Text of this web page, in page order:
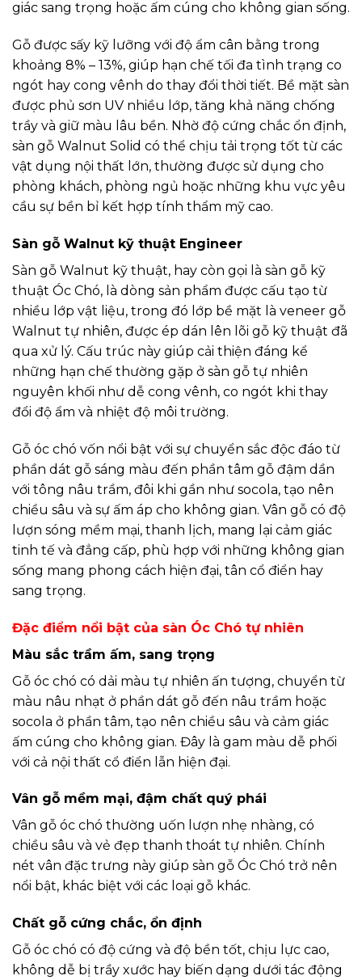
giác sang trọng hoặc ấm cúng cho không gian sống.
Gỗ được sấy kỹ lưỡng với độ ẩm cân bằng trong
khoảng 8% – 13%, giúp hạn chế tối đa tình trạng co
ngót hay cong vênh do thay đổi thời tiết. Bề mặt sàn
được phủ sơn UV nhiều lớp, tăng khả năng chống
trầy và giữ màu lâu bền. Nhờ độ cứng chắc ổn định,
sàn gỗ Walnut Solid có thể chịu tải trọng tốt từ các
vật dụng nội thất lớn, thường được sử dụng cho
phòng khách, phòng ngủ hoặc những khu vực yêu
cầu sự bền bỉ kết hợp tính thẩm mỹ cao.
Sàn gỗ Walnut kỹ thuật Engineer
Sàn gỗ Walnut kỹ thuật, hay còn gọi là sàn gỗ kỹ
thuật Óc Chó, là dòng sản phẩm được cấu tạo từ
nhiều lớp vật liệu, trong đó lớp bề mặt là veneer gỗ
Walnut tự nhiên, được ép dán lên lõi gỗ kỹ thuật đã
qua xử lý. Cấu trúc này giúp cải thiện đáng kể
những hạn chế thường gặp ở sàn gỗ tự nhiên
nguyên khối như dễ cong vênh, co ngót khi thay
đổi độ ẩm và nhiệt độ môi trường.
Gỗ óc chó vốn nổi bật với sự chuyển sắc độc đáo từ
phần dát gỗ sáng màu đến phần tâm gỗ đậm dần
với tông nâu trầm, đôi khi gần như socola, tạo nên
chiều sâu và sự ấm áp cho không gian. Vân gỗ có độ
lượn sóng mềm mại, thanh lịch, mang lại cảm giác
tinh tế và đẳng cấp, phù hợp với những không gian
sống mang phong cách hiện đại, tân cổ điển hay
sang trọng.
Đặc điểm nổi bật của sàn Óc Chó tự nhiên
Màu sắc trầm ấm, sang trọng
Gỗ óc chó có dải màu tự nhiên ấn tượng, chuyển từ
màu nâu nhạt ở phần dát gỗ đến nâu trầm hoặc
socola ở phần tâm, tạo nên chiều sâu và cảm giác
ấm cúng cho không gian. Đây là gam màu dễ phối
với cả nội thất cổ điển lẫn hiện đại.
Vân gỗ mềm mại, đậm chất quý phái
Vân gỗ óc chó thường uốn lượn nhẹ nhàng, có
chiều sâu và vẻ đẹp thanh thoát tự nhiên. Chính
nét vân đặc trưng này giúp sàn gỗ Óc Chó trở nên
nổi bật, khác biệt với các loại gỗ khác.
Chất gỗ cứng chắc, ổn định
Gỗ óc chó có độ cứng và độ bền tốt, chịu lực cao,
không dễ bị trầy xước hay biến dạng dưới tác động